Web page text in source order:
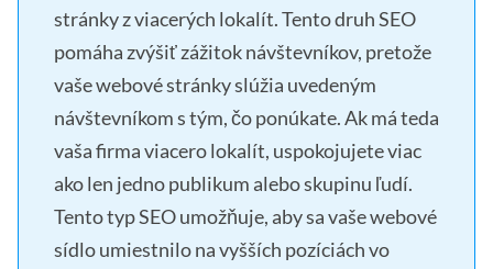
stránky z viacerých lokalít. Tento druh SEO
pomáha zvýšiť zážitok návštevníkov, pretože
vaše webové stránky slúžia uvedeným
návštevníkom s tým, čo ponúkate. Ak má teda
vaša firma viacero lokalít, uspokojujete viac
ako len jedno publikum alebo skupinu ľudí.
Tento typ SEO umožňuje, aby sa vaše webové
sídlo umiestnilo na vyšších pozíciách vo